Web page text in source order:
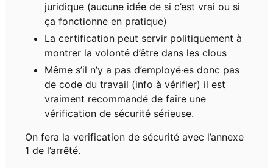
juridique (aucune idée de si c’est vrai ou si
ça fonctionne en pratique)
La certification peut servir politiquement à
montrer la volonté d’être dans les clous
Même s’il n’y a pas d’employé·es donc pas
de code du travail (info à vérifier) il est
vraiment recommandé de faire une
vérification de sécurité sérieuse.
On fera la verification de sécurité avec l’annexe
1 de l’arrêté.